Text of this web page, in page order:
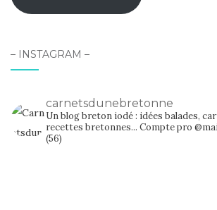
– INSTAGRAM –
carnetsdunebretonne
Un blog breton iodé : idées balades,
recettes bretonnes... Compte pro
(56)